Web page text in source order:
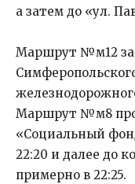
а затем до «ул.
Маршрут №м12
Маршрут №м8
«Социальный
22:20 и далее до
примерно в 22:25.